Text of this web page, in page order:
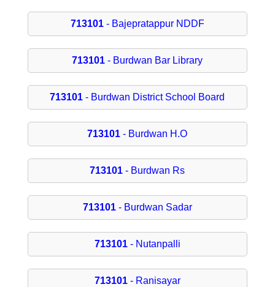
713101- Bajepratappur NDDF
713101 - Burdwan Bar Library
713101 - Burdwan District School Board
713101 - Burdwan H.O
713101 - Burdwan Rs
713101- Burdwan Sadar
713101- Nutanpalli
713101- Ranisayar